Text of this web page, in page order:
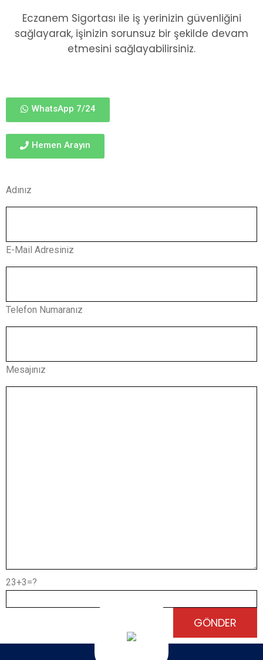
Eczanem Sigortası ile iş yerinizin güvenliğini
sağlayarak, işinizin sorunsuz bir şekilde devam
etmesini sağlayabilirsiniz.
WhatsApp 7/24
Hemen Arayın
Adınız
E-Mail Adresiniz
Telefon Numaranız
Mesajınız
23+3=?